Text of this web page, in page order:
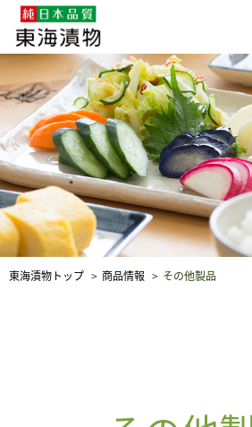
企業・採用情報
東海漬物トップ 商品情報 その他製品